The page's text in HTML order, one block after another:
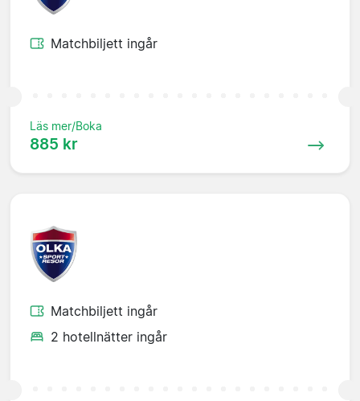
Matchbiljett ingår
Läs mer/Boka
885 kr
Matchbiljett ingår
2 hotellnätter ingår